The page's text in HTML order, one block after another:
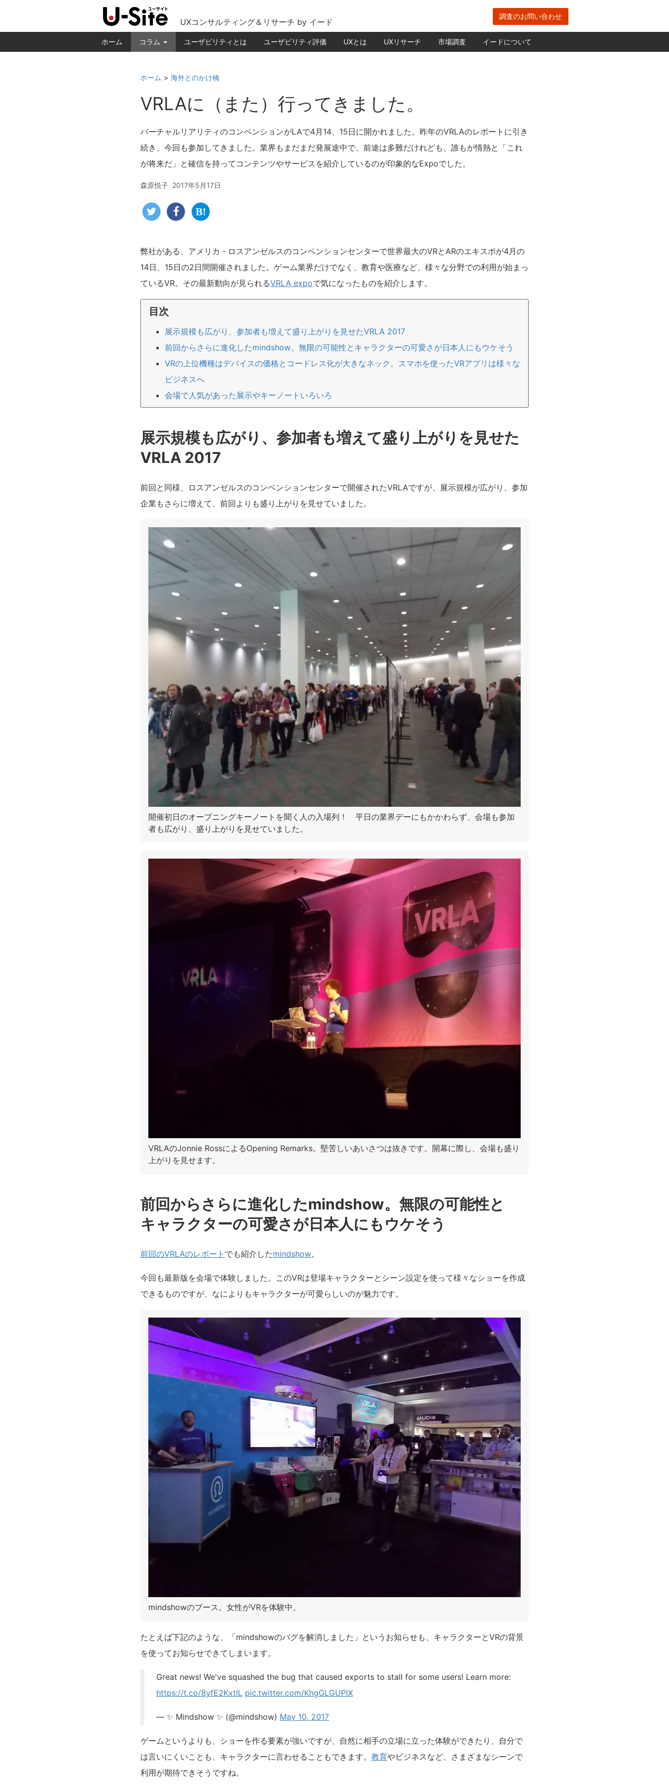
UXコンサルティング＆リサーチ by イード
調査のお問い合わせ
ホーム コラム ユーザビリティとは ユーザビリティ評価 UXとは UXリサーチ 市場調査 イードについて
ホーム 海外とのかけ橋
VRLAに（また）行ってきました。
バーチャルリアリティのコンベンションがLAで4月14、15日に開かれました。昨年のVRLAのレポートに引き
続き、今回も参加してきました。業界もまだまだ発展途中で、前途は多難だけれども、誰もが情熱と「これ
が将来だ」と確信を持ってコンテンツやサービスを紹介しているのが印象的なExpoでした。
森原悦子 2017年5月17日
弊社がある、アメリカ・ロスアンゼルスのコンベンションセンターで世界最大のVRとARのエキスポが4月の
14日、15日の2日間開催されました。ゲーム業界だけでなく、教育や医療など、様々な分野での利用が始まっ
ているVR。その最新動向が見られるVRLA expoで気になったものを紹介します。
目次
展示規模も広がり、参加者も増えて盛り上がりを見せたVRLA 2017
前回からさらに進化したmindshow。無限の可能性とキャラクターの可愛さが日本人にもウケそう
VRの上位機種はデバイスの価格とコードレス化が大きなネック。スマホを使ったVRアプリは様々な
ビジネスへ
会場で人気があった展示やキーノートいろいろ
展示規模も広がり、参加者も増えて盛り上がりを見せた
VRLA 2017
前回と同様、ロスアンゼルスのコンベンションセンターで開催されたVRLAですが、展示規模が広がり、参加
企業もさらに増えて、前回よりも盛り上がりを見せていました。
開催初日のオープニングキーノートを聞く人の入場列！ 平日の業界デーにもかかわらず、会場も参加
者も広がり、盛り上がりを見せていました。
VRLAのJonnie RossによるOpening Remarks。堅苦しいあいさつは抜きです。開幕に際し、会場も盛り
上がりを見せます。
前回からさらに進化したmindshow。無限の可能性と
キャラクターの可愛さが日本人にもウケそう
前回のVRLAのレポート でも紹介したmindshow。
今回も最新版を会場で体験しました。このVRは登場キャラクターとシーン設定を使って様々なショーを作成
できるものですが、なによりもキャラクターが可愛らしいのが魅力です。
mindshowのブース。女性がVRを体験中。
たとえば下記のような、「mindshowのバグを解消しました」というお知らせも、キャラクターとVRの背景
を使ってお知らせできてしまいます。
Great news! We've squashed the bug that caused exports to stall for some users! Learn more:
https://t.co/8yfE2KxtlL pic.twitter.com/KhgGLGUPlX
— ✨ Mindshow ✨ (@mindshow) May 10, 2017
ゲームというよりも、ショーを作る要素が強いですが、自然に相手の立場に立った体験ができたり、自分で
は言いにくいことも、キャラクターに言わせることもできます。 教育やビジネスなど、さまざまなシーンで
利用が期待できそうですね。